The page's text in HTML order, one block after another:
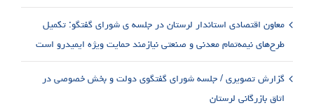
معاون اقتصادی استاندار لرستان در جلسه ی شورای گفتگو: تکمیل
طرح‌های نیمه‌تمام معدنی و صنعتی نیازمند حمایت ویژه ایمیدرو است
گزارش تصویری / جلسه شورای گفتگوی دولت و بخش خصوصی در
اتاق بازرگانی لرستان